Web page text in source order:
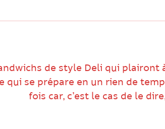
de style Deli qui plairont
qui se prépare en un rien de
fois car, c’est le cas de le